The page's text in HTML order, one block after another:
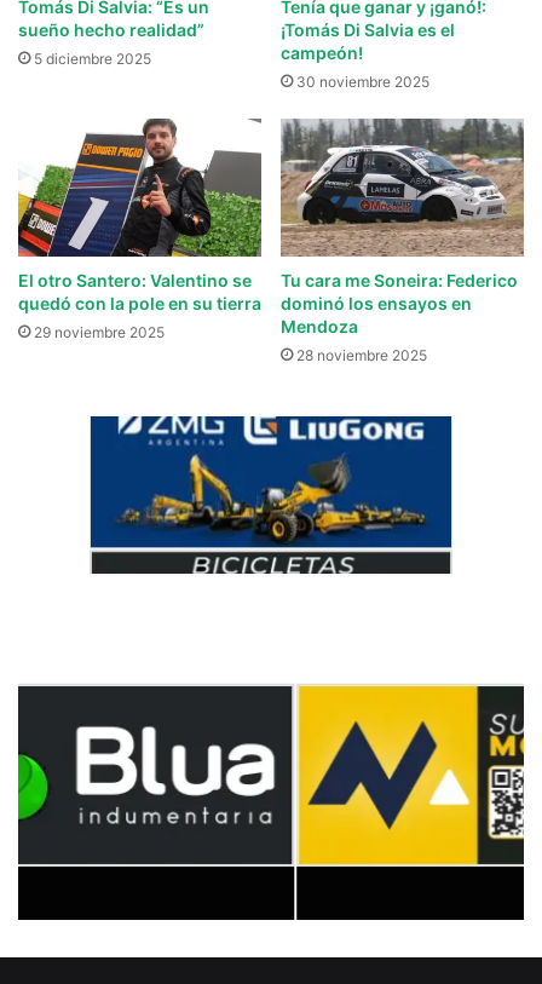
Tomás Di Salvia: “Es un
sueño hecho realidad”
5 diciembre 2025
Tenía que ganar y ¡ganó!:
¡Tomás Di Salvia es el
campeón!
30 noviembre 2025
El otro Santero: Valentino se
quedó con la pole en su tierra
29 noviembre 2025
Tu cara me Soneira: Federico
dominó los ensayos en
Mendoza
28 noviembre 2025